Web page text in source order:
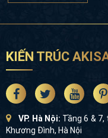
KIẾN TRÚC
VP. Hà Nội: Tầng 6 & 7,
Khương Đình, Hà Nội